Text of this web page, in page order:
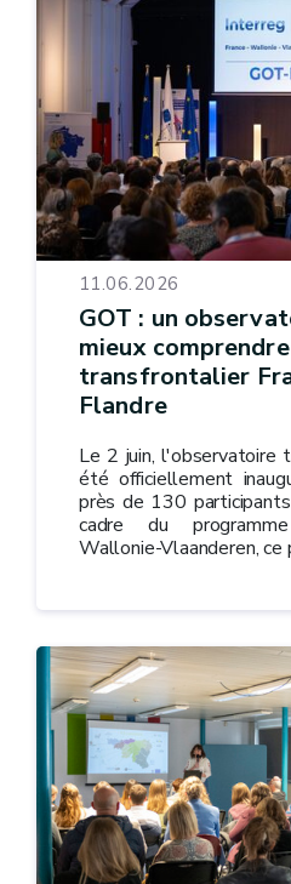
11.06.2026
GOT : un
mieux
transfrontalier
Flandre
Le 2 juin, l'observatoire
été officiellement
près de 130
cadre du
Wallonie-Vlaanderen, ce